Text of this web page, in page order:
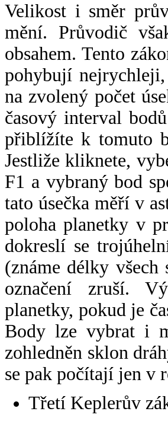
Velikost i směr
mění. Průvodič
obsahem. Tento
pohybují
na zvolený počet
časový interval
přiblížíte k tomuto
Jestliže kliknete,
F1 a vybraný bod
tato úsečka měří v
poloha planetky v
dokreslí se
(známe délky
označení zruší.
planetky, pokud je
Body lze vybrat i
zohledněn sklon
se pak počítají jen v
Třetí Keplerův